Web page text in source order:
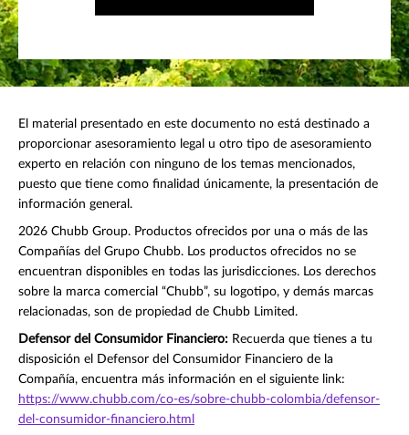
El material presentado en este documento no está destinado a
proporcionar asesoramiento legal u otro tipo de asesoramiento
experto en relación con ninguno de los temas mencionados,
puesto que tiene como finalidad únicamente, la presentación de
información general.
2026 Chubb Group. Productos ofrecidos por una o más de las
Compañías del Grupo Chubb. Los productos ofrecidos no se
encuentran disponibles en todas las jurisdicciones. Los derechos
sobre la marca comercial “Chubb”, su logotipo, y demás marcas
relacionadas, son de propiedad de Chubb Limited.
Defensor del Consumidor Financiero: Recuerda que tienes a tu
disposición el Defensor del Consumidor Financiero de la
Compañía, encuentra más información en el siguiente link:
https://www.chubb.com/co-es/sobre-chubb-colombia/defensor-
del-consumidor-financiero.html